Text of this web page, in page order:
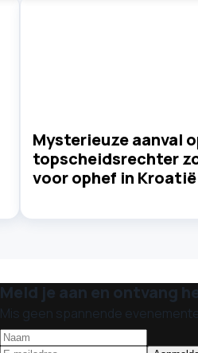
Mysterieuze aanval
topscheidsrechter
voor ophef in Kroatië
Meld je aan en ontvang
Mis geen spannende